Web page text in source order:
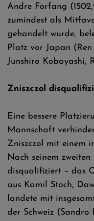
Andre Forfang
zumindest als
gehandelt wurde,
Platz vor Japan
Junshiro Kobayashi,
Zniszczol
Eine bessere
Mannschaft
Zniszczol mit einem
Nach seinem
disqualifiziert – das
aus Kamil Stoch,
landete mit
der Schweiz (Sandro